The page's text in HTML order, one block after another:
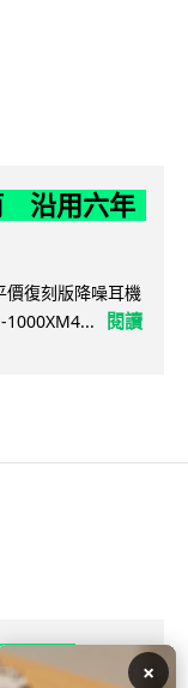
沿用六年
價復刻版降噪耳機
1000XM4...
閱讀
用
×